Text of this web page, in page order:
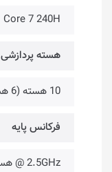
Core 7 240H
هسته پردازشی
10 هسته (6 هسته پُرمصرف + 4 هسته کم مصرف)
فرکانس پایه
2.5GHz @ هسته پُـر مصرف